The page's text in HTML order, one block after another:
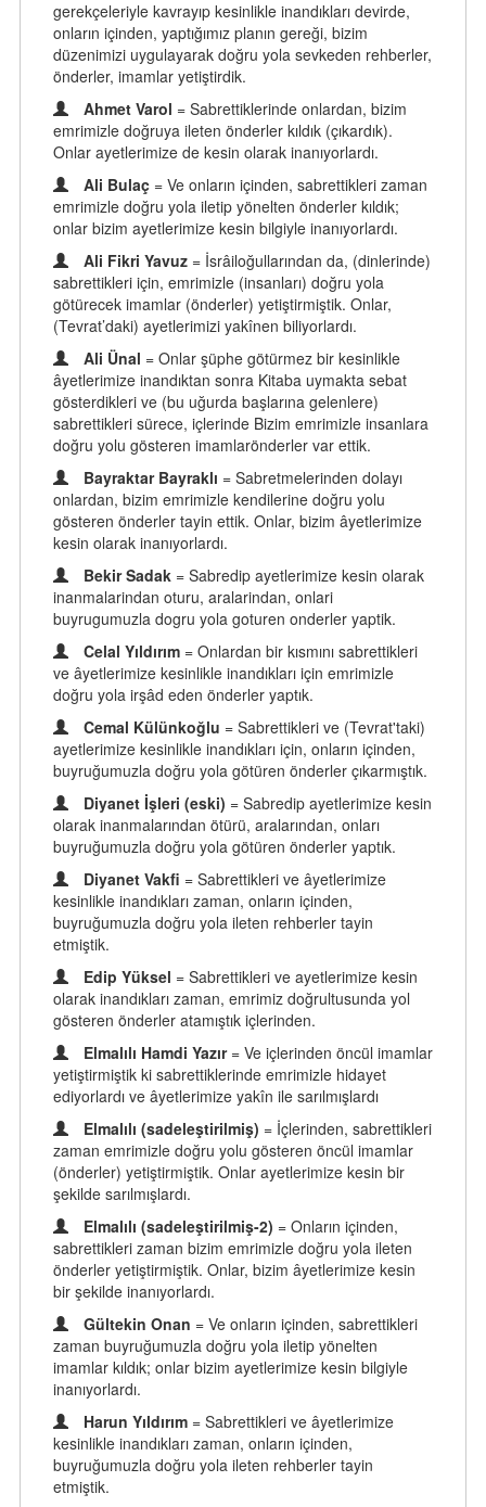
gerekçeleriyle kavrayıp kesinlikle inandıkları devirde,
onların içinden, yaptığımız planın gereği, bizim
düzenimizi uygulayarak doğru yola sevkeden rehberler,
önderler, imamlar yetiştirdik.
Ahmet Varol = Sabrettiklerinde onlardan, bizim
emrimizle doğruya ileten önderler kıldık (çıkardık).
Onlar ayetlerimize de kesin olarak inanıyorlardı.
Ali Bulaç = Ve onların içinden, sabrettikleri zaman
emrimizle doğru yola iletip yönelten önderler kıldık;
onlar bizim ayetlerimize kesin bilgiyle inanıyorlardı.
Ali Fikri Yavuz = İsrâiloğullarından da, (dinlerinde)
sabrettikleri için, emrimizle (insanları) doğru yola
götürecek imamlar (önderler) yetiştirmiştik. Onlar,
(Tevrat’daki) ayetlerimizi yakînen biliyorlardı.
Ali Ünal = Onlar şüphe götürmez bir kesinlikle
âyetlerimize inandıktan sonra Kitaba uymakta sebat
gösterdikleri ve (bu uğurda başlarına gelenlere)
sabrettikleri sürece, içlerinde Bizim emrimizle insanlara
doğru yolu gösteren imamlarönderler var ettik.
Bayraktar Bayraklı = Sabretmelerinden dolayı
onlardan, bizim emrimizle kendilerine doğru yolu
gösteren önderler tayin ettik. Onlar, bizim âyetlerimize
kesin olarak inanıyorlardı.
Bekir Sadak = Sabredip ayetlerimize kesin olarak
inanmalarindan oturu, aralarindan, onlari
buyrugumuzla dogru yola goturen onderler yaptik.
Celal Yıldırım = Onlardan bir kısmını sabrettikleri
ve âyetlerimize kesinlikle inandıkları için emrimizle
doğru yola irşâd eden önderler yaptık.
Cemal Külünkoğlu = Sabrettikleri ve (Tevrat'taki)
ayetlerimize kesinlikle inandıkları için, onların içinden,
buyruğumuzla doğru yola götüren önderler çıkarmıştık.
Diyanet İşleri (eski) = Sabredip ayetlerimize kesin
olarak inanmalarından ötürü, aralarından, onları
buyruğumuzla doğru yola götüren önderler yaptık.
Diyanet Vakfi = Sabrettikleri ve âyetlerimize
kesinlikle inandıkları zaman, onların içinden,
buyruğumuzla doğru yola ileten rehberler tayin
etmiştik.
Edip Yüksel = Sabrettikleri ve ayetlerimize kesin
olarak inandıkları zaman, emrimiz doğrultusunda yol
gösteren önderler atamıştık içlerinden.
Elmalılı Hamdi Yazır = Ve içlerinden öncül imamlar
yetiştirmiştik ki sabrettiklerinde emrimizle hidayet
ediyorlardı ve âyetlerimize yakîn ile sarılmışlardı
Elmalılı (sadeleştirilmiş) = İçlerinden, sabrettikleri
zaman emrimizle doğru yolu gösteren öncül imamlar
(önderler) yetiştirmiştik. Onlar ayetlerimize kesin bir
şekilde sarılmışlardı.
Elmalılı (sadeleştirilmiş-2) = Onların içinden,
sabrettikleri zaman bizim emrimizle doğru yola ileten
önderler yetiştirmiştik. Onlar, bizim âyetlerimize kesin
bir şekilde inanıyorlardı.
Gültekin Onan = Ve onların içinden, sabrettikleri
zaman buyruğumuzla doğru yola iletip yönelten
imamlar kıldık; onlar bizim ayetlerimize kesin bilgiyle
inanıyorlardı.
Harun Yıldırım = Sabrettikleri ve âyetlerimize
kesinlikle inandıkları zaman, onların içinden,
buyruğumuzla doğru yola ileten rehberler tayin
etmiştik.